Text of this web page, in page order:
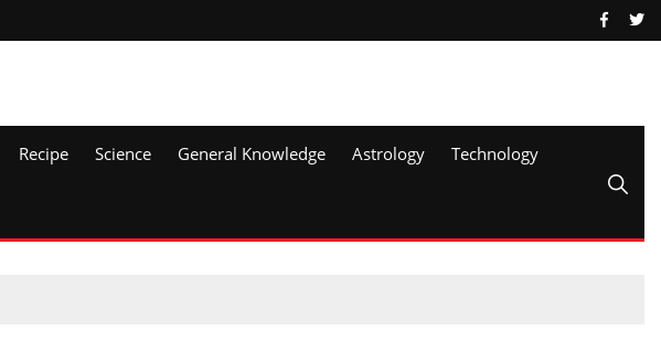
Recipe Science General Knowledge Astrology Technology